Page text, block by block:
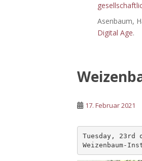
Asenbaum,
Digital Age.
17. Februar 2021
Tuesday, 23rd